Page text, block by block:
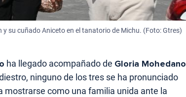
su cuñado Aniceto en el tanatorio de Michu. (Foto: Gtres)
ha llegado acompañado de Gloria Mohedano
ninguno de los tres se ha pronunciado
mostrarse como una familia unida ante la